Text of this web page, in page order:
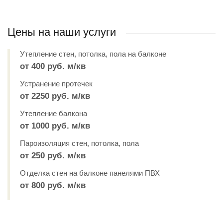
Цены на наши услуги
Утепление стен, потолка, пола на балконе
от 400 руб. м/кв
Устранение протечек
от 2250 руб. м/кв
Утепление балкона
от 1000 руб. м/кв
Пароизоляция стен, потолка, пола
от 250 руб. м/кв
Отделка стен на балконе панелями ПВХ
от 800 руб. м/кв